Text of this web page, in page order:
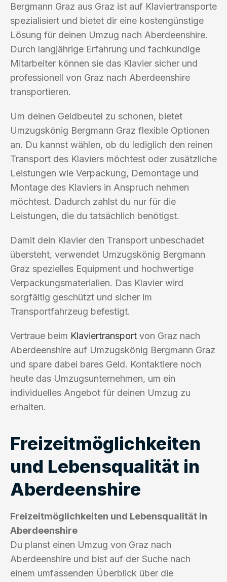
Bergmann Graz aus Graz ist auf Klaviertransporte
spezialisiert und bietet dir eine kostengünstige
Lösung für deinen Umzug nach Aberdeenshire.
Durch langjährige Erfahrung und fachkundige
Mitarbeiter können sie das Klavier sicher und
professionell von Graz nach Aberdeenshire
transportieren.
Um deinen Geldbeutel zu schonen, bietet
Umzugskönig Bergmann Graz flexible Optionen
an. Du kannst wählen, ob du lediglich den reinen
Transport des Klaviers möchtest oder zusätzliche
Leistungen wie Verpackung, Demontage und
Montage des Klaviers in Anspruch nehmen
möchtest. Dadurch zahlst du nur für die
Leistungen, die du tatsächlich benötigst.
Damit dein Klavier den Transport unbeschadet
übersteht, verwendet Umzugskönig Bergmann
Graz spezielles Equipment und hochwertige
Verpackungsmaterialien. Das Klavier wird
sorgfältig geschützt und sicher im
Transportfahrzeug befestigt.
Vertraue beim Klaviertransport von Graz nach
Aberdeenshire auf Umzugskönig Bergmann Graz
und spare dabei bares Geld. Kontaktiere noch
heute das Umzugsunternehmen, um ein
individuelles Angebot für deinen Umzug zu
erhalten.
Freizeitmöglichkeiten
und Lebensqualität in
Aberdeenshire
Freizeitmöglichkeiten und Lebensqualität in
Aberdeenshire
Du planst einen Umzug von Graz nach
Aberdeenshire und bist auf der Suche nach
einem umfassenden Überblick über die